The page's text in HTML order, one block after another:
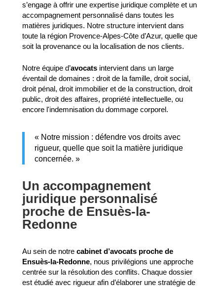
s’engage à offrir une expertise juridique complète et un
accompagnement personnalisé dans toutes les
matières juridiques. Notre structure intervient dans
toute la région Provence-Alpes-Côte d’Azur, quelle que
soit la provenance ou la localisation de nos clients.
Notre équipe d’avocatsintervient dans un large
éventail de domaines : droit de la famille, droit social,
droit pénal, droit immobilier et de la construction, droit
public, droit des affaires, propriété intellectuelle, ou
encore l'indemnisation du dommage corporel.
« Notre mission : défendre vos droits avec
rigueur, quelle que soit la matière juridique
concernée. »
Un accompagnement
juridique personnalisé
proche de Ensuès-la-
Redonne
Au sein de notre cabinet d’avocats proche de
Ensuès-la-Redonne, nous privilégions une approche
centrée sur la résolution des conflits. Chaque dossier
est étudié avec rigueur afin d’élaborer une stratégie de